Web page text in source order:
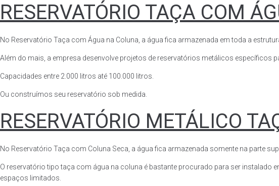
RESERVATÓRIO TAÇA COM
No Reservatório Taça com Água na Coluna, a água fica armazenada em toda a
Além do mais, a empresa desenvolve projetos de reservatórios metálicos
Capacidades entre 2.000 litros até 100.000 litros.
Ou construímos seu reservatório sob medida.
RESERVATÓRIO METÁLICO
No Reservatório Taça com Coluna Seca, a água fica armazenada somente na parte
O reservatório tipo taça com água na coluna é bastante procurado para ser instalado
espaços limitados.